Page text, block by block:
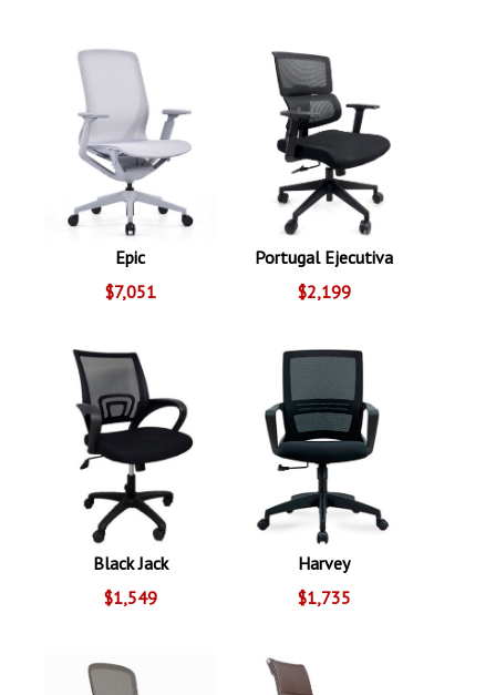
Epic
$7,051
Portugal Ejecutiva
$2,199
Black Jack
$1,549
Harvey
$1,735